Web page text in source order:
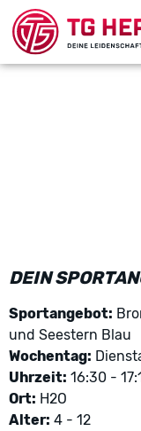
DEIN
Sportangebot:
und Seestern Blau
Wochentag:
Uhrzeit: 16:30 -
Ort: H2O
Alter: 4 - 12